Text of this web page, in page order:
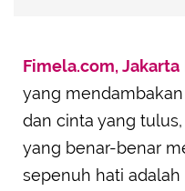
Fimela.com, Jakarta
yang
dan cinta yang
yang benar-benar
sepenuh hati